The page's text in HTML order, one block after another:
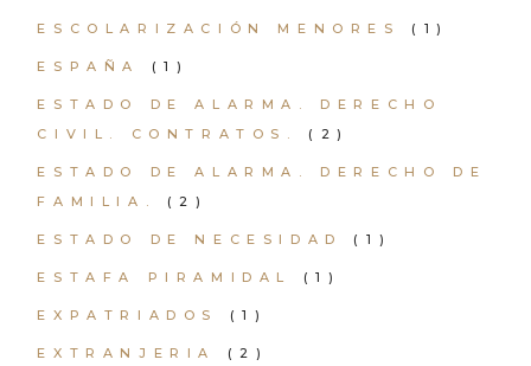
ESCOLARIZACIÓN MENORES (1)
ESPAÑA (1)
ESTADO DE ALARMA. DERECHO
CIVIL. CONTRATOS.
(2)
ESTADO DE ALARMA. DERECHO DE
FAMILIA.
(2)
ESTADO DE NECESIDAD (1)
ESTAFA PIRAMIDAL (1)
EXPATRIADOS (1)
EXTRANJERIA (2)